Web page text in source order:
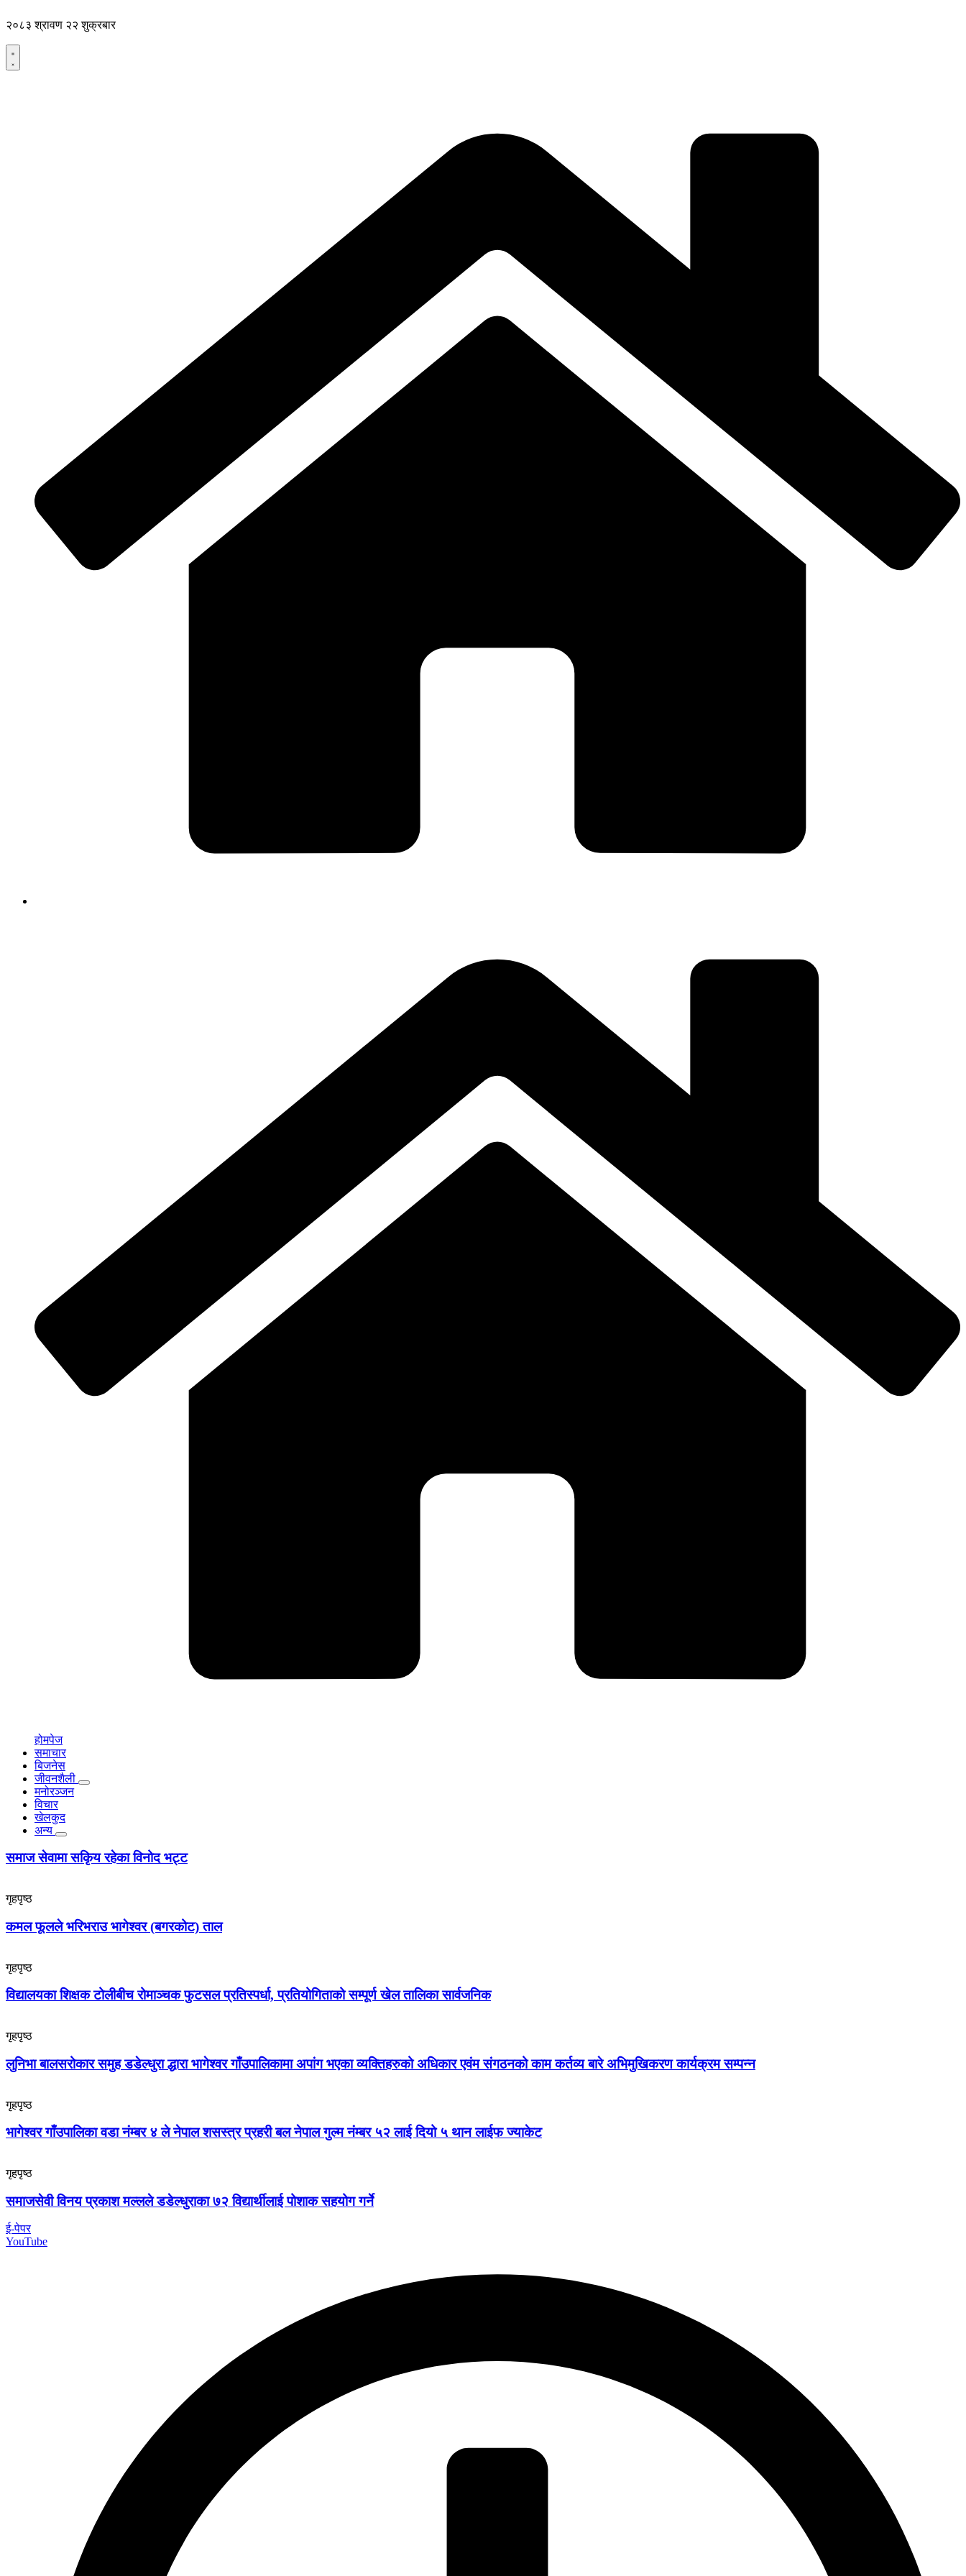
to
२०८३ श्रावण २२ शुक्रबार
होमपेज
समाचार
बिजनेस
जीवनशैली
मनोरञ्जन
विचार
खेलकुद
अन्य
समाज सेवामा सकिृय रहेका विनोद भट्ट
गृहपृष्ठ
कमल फूलले भरिभराउ भागेश्वर (बगरकोट) ताल
गृहपृष्ठ
विद्यालयका शिक्षक टोलीबीच रोमाञ्चक फुटसल प्रतिस्पर्धा, प्रतियोगिताको सम्पूर्ण खेल तालिका सार्वजनिक
गृहपृष्ठ
लुनिभा बालसरोकार समुह डडेल्धुरा द्धारा भागेश्वर गाँउपालिकामा अपांग भएका व्यक्तिहरुको अधिकार एवंम संगठनको काम कर्तव्य बारे अभिमुखिकरण कार्यक्रम सम्पन्न
गृहपृष्ठ
भागेश्वर गाँउपालिका वडा नंम्बर ४ ले नेपाल शसस्त्र प्रहरी बल नेपाल गुल्म नंम्बर ५२ लाई दियो ५ थान लाईफ ज्याकेट
गृहपृष्ठ
समाजसेवी विनय प्रकाश मल्लले डडेल्धुराका ७२ विद्यार्थीलाई पोशाक सहयोग गर्ने
ई-पेपर
YouTube